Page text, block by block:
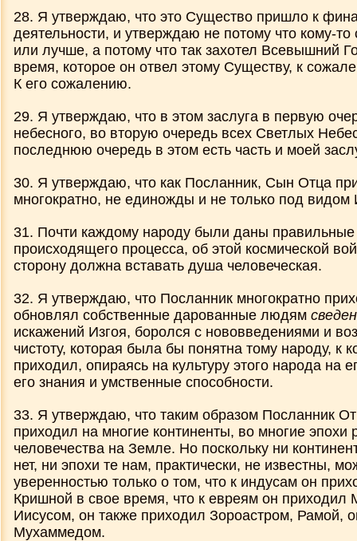
28. Я утверждаю, что это Существо пришло к
деятельности, и утверждаю не потому что кому-то
или лучше, а потому что так захотел Всевышний
время, которое он отвел этому Существу, к
К его сожалению.
29. Я утверждаю, что в этом заслуга в первую
небесного, во вторую очередь всех Светлых
последнюю очередь в этом есть часть и моей
30. Я утверждаю, что как Посланник, Сын Отца
многократно, не единожды и не только под видом
31. Почти каждому народу были даны правильные
происходящего процесса, об этой космической
сторону должна вставать душа человеческая.
32. Я утверждаю, что Посланник многократно
обновлял собственные дарованные людям
искажений Изгоя, боролся с нововведениями и
чистоту, которая была бы понятна тому народу, к
приходил, опираясь на культуру этого народа на
его знания и умственные способности.
33. Я утверждаю, что таким образом Посланник
приходил на многие континенты, во многие эпохи
человечества на Земле. Но поскольку ни
нет, ни эпохи те нам, практически, не известны,
уверенностью только о том, что к индусам он
Кришной в свое время, что к евреям он приходил
Иисусом, он также приходил Зороастром, Рамой,
Мухаммедом.